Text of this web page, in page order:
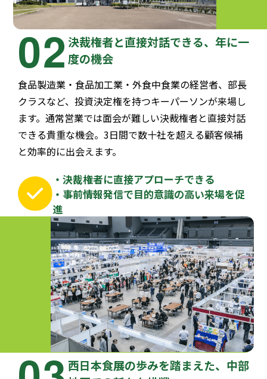
02決裁権者と直接対話できる、年に一
度の機会
食品製造業・食品加工業・外食中食業の経営者、部長
クラスなど、投資決定権を持つキーパーソンが来場し
ます。通常営業では面会が難しい決裁権者と直接対話
できる貴重な機会。3日間で数十社を超える顧客候補
と効率的に出会えます。
・決裁権者に直接アプローチできる
・事前情報発信で目的意識の高い来場を促
進
西日本食展の歩みを踏まえた、中部